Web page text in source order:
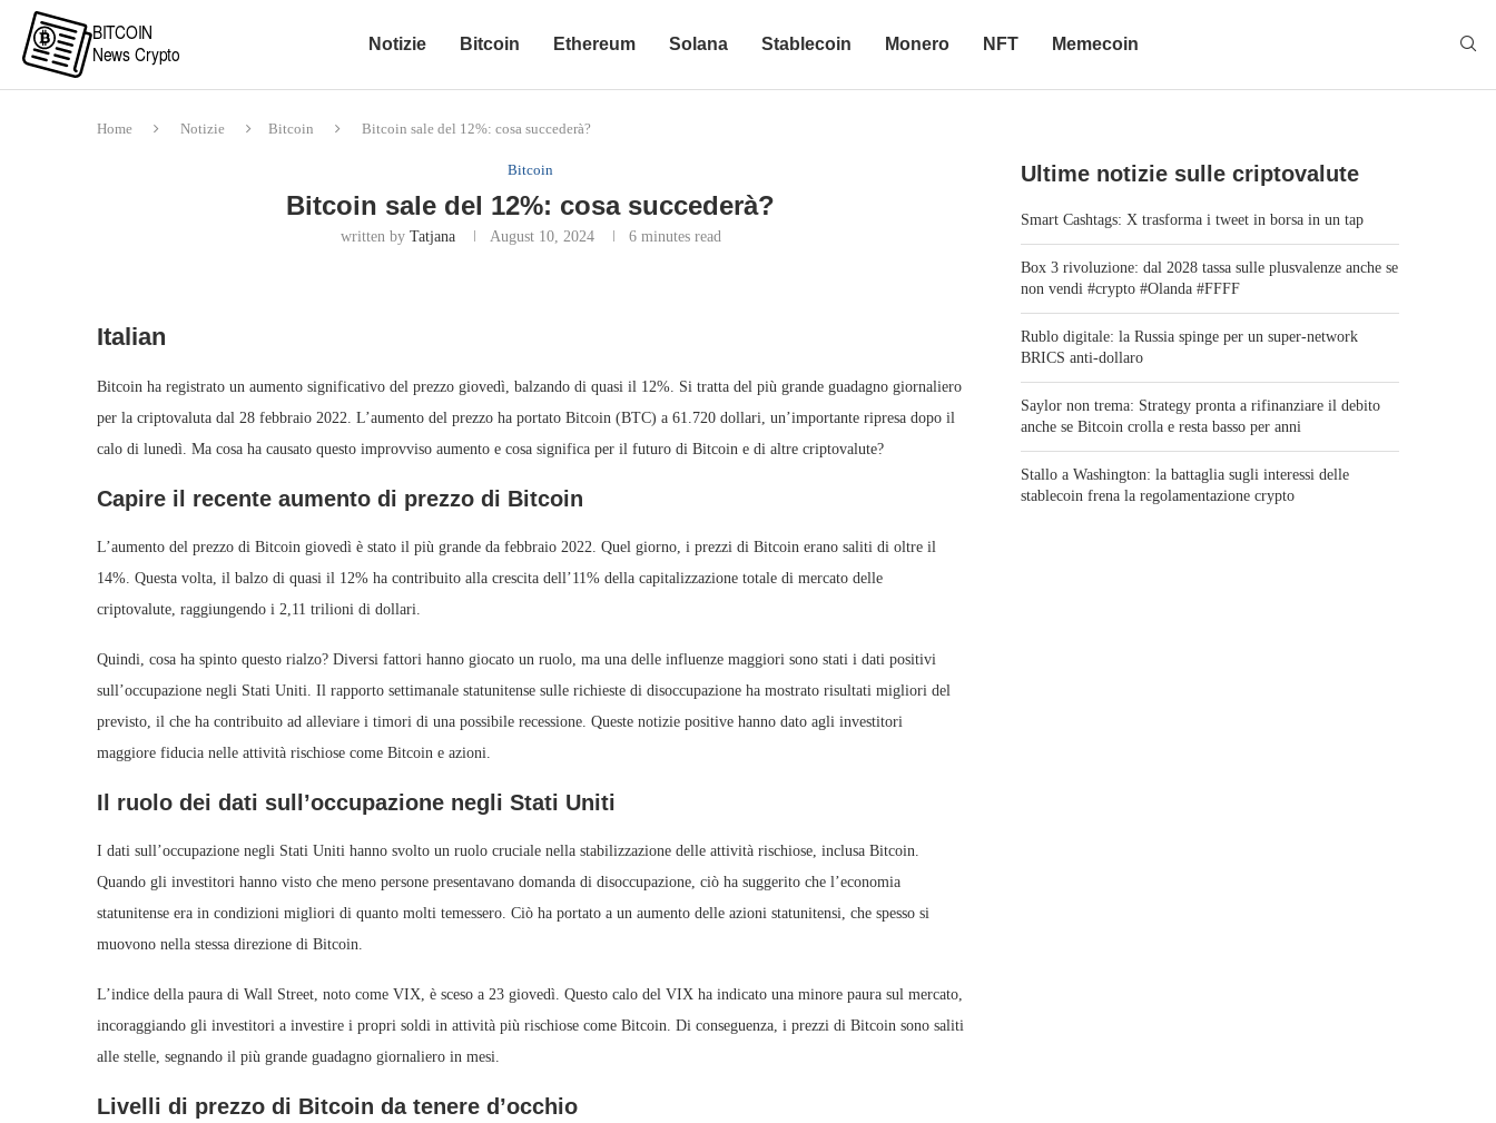
Notizie Bitcoin Ethereum Solana Stablecoin Monero NFT Memecoin
Home Notizie Bitcoin Bitcoin sale del 12%: cosa succederà?
Bitcoin
Bitcoin sale del 12%: cosa succederà?
written by Tatjana August 10, 2024 6 minutes read
Italian
Bitcoin ha registrato un aumento significativo del prezzo giovedì, balzando di quasi il 12%. Si tratta del più grande guadagno giornaliero
per la criptovaluta dal 28 febbraio 2022. L’aumento del prezzo ha portato Bitcoin (BTC) a 61.720 dollari, un’importante ripresa dopo il
calo di lunedì. Ma cosa ha causato questo improvviso aumento e cosa significa per il futuro di Bitcoin e di altre criptovalute?
Capire il recente aumento di prezzo di Bitcoin
L’aumento del prezzo di Bitcoin giovedì è stato il più grande da febbraio 2022. Quel giorno, i prezzi di Bitcoin erano saliti di oltre il
14%. Questa volta, il balzo di quasi il 12% ha contribuito alla crescita dell’11% della capitalizzazione totale di mercato delle
criptovalute, raggiungendo i 2,11 trilioni di dollari.
Quindi, cosa ha spinto questo rialzo? Diversi fattori hanno giocato un ruolo, ma una delle influenze maggiori sono stati i dati positivi
sull’occupazione negli Stati Uniti. Il rapporto settimanale statunitense sulle richieste di disoccupazione ha mostrato risultati migliori del
previsto, il che ha contribuito ad alleviare i timori di una possibile recessione. Queste notizie positive hanno dato agli investitori
maggiore fiducia nelle attività rischiose come Bitcoin e azioni.
Il ruolo dei dati sull’occupazione negli Stati Uniti
I dati sull’occupazione negli Stati Uniti hanno svolto un ruolo cruciale nella stabilizzazione delle attività rischiose, inclusa Bitcoin.
Quando gli investitori hanno visto che meno persone presentavano domanda di disoccupazione, ciò ha suggerito che l’economia
statunitense era in condizioni migliori di quanto molti temessero. Ciò ha portato a un aumento delle azioni statunitensi, che spesso si
muovono nella stessa direzione di Bitcoin.
L’indice della paura di Wall Street, noto come VIX, è sceso a 23 giovedì. Questo calo del VIX ha indicato una minore paura sul mercato,
incoraggiando gli investitori a investire i propri soldi in attività più rischiose come Bitcoin. Di conseguenza, i prezzi di Bitcoin sono saliti
alle stelle, segnando il più grande guadagno giornaliero in mesi.
Livelli di prezzo di Bitcoin da tenere d’occhio
Ultime notizie sulle criptovalute
Smart Cashtags: X trasforma i tweet in borsa in un tap
Box 3 rivoluzione: dal 2028 tassa sulle plusvalenze anche se
non vendi #crypto #Olanda #FFFF
Rublo digitale: la Russia spinge per un super-network
BRICS anti-dollaro
Saylor non trema: Strategy pronta a rifinanziare il debito
anche se Bitcoin crolla e resta basso per anni
Stallo a Washington: la battaglia sugli interessi delle
stablecoin frena la regolamentazione crypto